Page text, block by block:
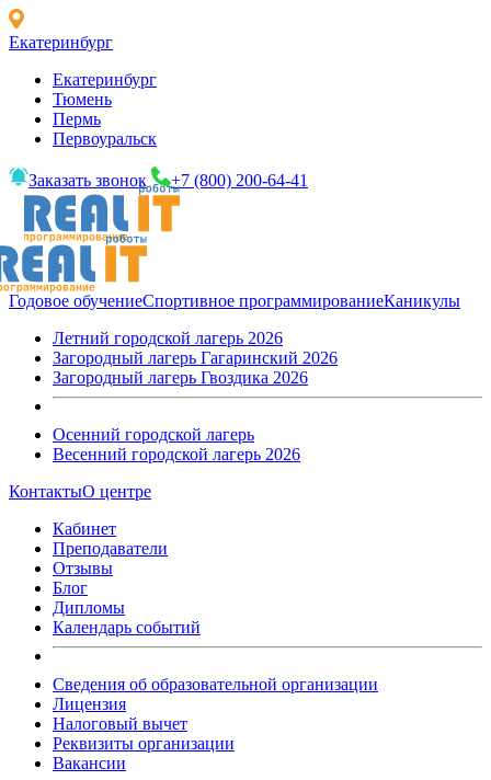
Екатеринбург
Екатеринбург
Тюмень
Пермь
Первоуральск
Заказать звонок +7 (800) 200-64-41
Годовое обучениеСпортивное программированиеКаникулы
Летний городской лагерь 2026
Загородный лагерь Гагаринский 2026
Загородный лагерь Гвоздика 2026
Осенний городской лагерь
Весенний городской лагерь 2026
КонтактыО центре
Кабинет
Преподаватели
Отзывы
Блог
Дипломы
Календарь событий
Сведения об образовательной организации
Лицензия
Налоговый вычет
Реквизиты организации
Вакансии